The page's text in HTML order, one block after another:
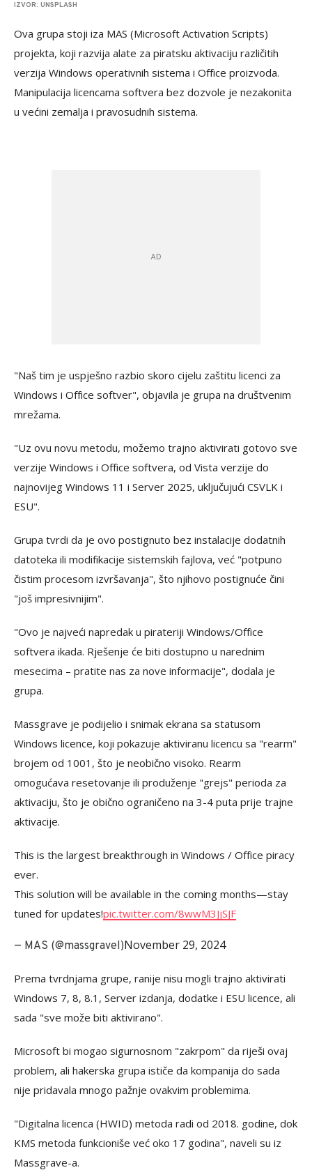
IZVOR: UNSPLASH
Ova grupa stoji iza MAS (Microsoft Activation Scripts)
projekta, koji razvija alate za piratsku aktivaciju različitih
verzija Windows operativnih sistema i Office proizvoda.
Manipulacija licencama softvera bez dozvole je nezakonita
u većini zemalja i pravosudnih sistema.
"Naš tim je uspješno razbio skoro cijelu zaštitu licenci za
Windows i Office softver", objavila je grupa na društvenim
mrežama.
"Uz ovu novu metodu, možemo trajno aktivirati gotovo sve
verzije Windows i Office softvera, od Vista verzije do
najnovijeg Windows 11 i Server 2025, uključujući CSVLK i
ESU".
Grupa tvrdi da je ovo postignuto bez instalacije dodatnih
datoteka ili modifikacije sistemskih fajlova, već "potpuno
čistim procesom izvršavanja", što njihovo postignuće čini
"još impresivnijim".
"Ovo je najveći napredak u pirateriji Windows/Office
softvera ikada. Rješenje će biti dostupno u narednim
mesecima – pratite nas za nove informacije", dodala je
grupa.
Massgrave je podijelio i snimak ekrana sa statusom
Windows licence, koji pokazuje aktiviranu licencu sa "rearm"
brojem od 1001, što je neobično visoko. Rearm
omogućava resetovanje ili produženje "grejs" perioda za
aktivaciju, što je obično ograničeno na 3-4 puta prije trajne
aktivacije.
This is the largest breakthrough in Windows / Office piracy
ever.
This solution will be available in the coming months—stay
tuned for updates!pic.twitter.com/8wwM3JjSJF
— MAS (@massgravel)November 29, 2024
Prema tvrdnjama grupe, ranije nisu mogli trajno aktivirati
Windows 7, 8, 8.1, Server izdanja, dodatke i ESU licence, ali
sada "sve može biti aktivirano".
Microsoft bi mogao sigurnosnom "zakrpom" da riješi ovaj
problem, ali hakerska grupa ističe da kompanija do sada
nije pridavala mnogo pažnje ovakvim problemima.
"Digitalna licenca (HWID) metoda radi od 2018. godine, dok
KMS metoda funkcioniše već oko 17 godina", naveli su iz
Massgrave-a.